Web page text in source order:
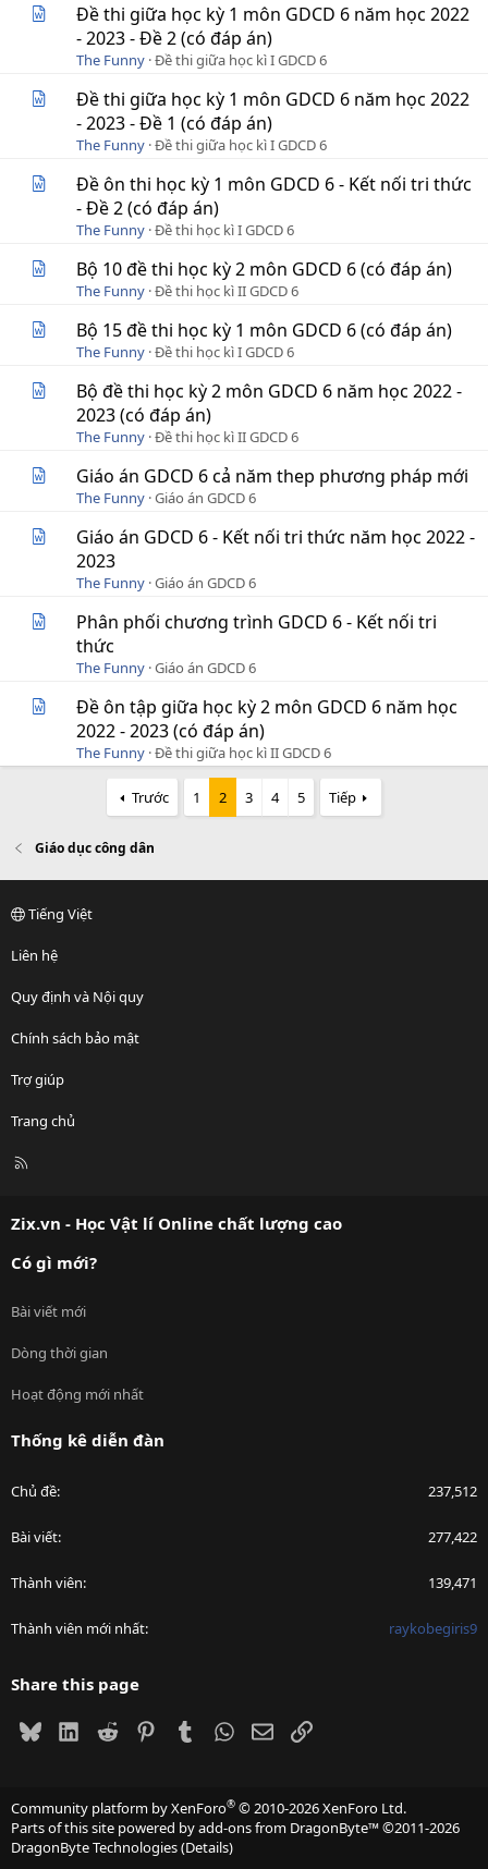
Đề thi giữa học kỳ 1 môn GDCD 6 năm học 2022
- 2023 - Đề 2 (có đáp án)
The Funny Đề thi giữa học kì I GDCD 6
Đề thi giữa học kỳ 1 môn GDCD 6 năm học 2022
- 2023 - Đề 1 (có đáp án)
The Funny Đề thi giữa học kì I GDCD 6
Đề ôn thi học kỳ 1 môn GDCD 6 - Kết nối tri thức
- Đề 2 (có đáp án)
The Funny Đề thi học kì I GDCD 6
Bộ 10 đề thi học kỳ 2 môn GDCD 6 (có đáp án)
The Funny Đề thi học kì II GDCD 6
Bộ 15 đề thi học kỳ 1 môn GDCD 6 (có đáp án)
The Funny Đề thi học kì I GDCD 6
Bộ đề thi học kỳ 2 môn GDCD 6 năm học 2022 -
2023 (có đáp án)
The Funny Đề thi học kì II GDCD 6
Giáo án GDCD 6 cả năm thep phương pháp mới
The Funny Giáo án GDCD 6
Giáo án GDCD 6 - Kết nối tri thức năm học 2022 -
2023
The Funny Giáo án GDCD 6
Phân phối chương trình GDCD 6 - Kết nối tri
thức
The Funny Giáo án GDCD 6
Đề ôn tập giữa học kỳ 2 môn GDCD 6 năm học
2022 - 2023 (có đáp án)
The Funny Đề thi giữa học kì II GDCD 6
Trước 1 2 3 4 5 Tiếp
Giáo dục công dân
Tiếng Việt
Liên hệ
Quy định và Nội quy
Chính sách bảo mật
Trợ giúp
Trang chủ
R
Zix.vn - Học Vật lí Online chất lượng cao
Có gì mới?
Bài viết mới
Dòng thời gian
Hoạt động mới nhất
Thống kê diễn đàn
Chủ đề 237,512
Bài viết 277,422
Thành viên 139,471
Thành viên mới nhất raykobegiris9
Share this page
BlueskyLinkedIn
Reddit PinterestTumblrWhatsApp
EmailLink
Community platform by XenForo® © 2010-2026 XenForo Ltd.
Parts of this site powered byadd-ons from DragonByte™©2011-2026
DragonByte Technologies(Details)